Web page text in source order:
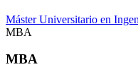
Máster Universitario en
MBA
MBA